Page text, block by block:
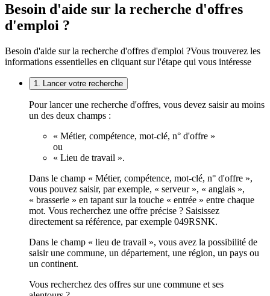
Besoin d'aide sur la recherche d'offres
d'emploi ?
Besoin d'aide sur la recherche d'offres d'emploi ?Vous trouverez les
informations essentielles en cliquant sur l'étape qui vous intéresse
1. Lancer votre recherche
Pour lancer une recherche d'offres, vous devez saisir au moins
un des deux champs :
« Métier, compétence, mot-clé, n° d'offre »
ou
« Lieu de travail ».
Dans le champ « Métier, compétence, mot-clé, n° d'offre »,
vous pouvez saisir, par exemple, « serveur », « anglais »,
« brasserie » en tapant sur la touche « entrée » entre chaque
mot. Vous recherchez une offre précise ? Saisissez
directement sa référence, par exemple 049RSNK.
Dans le champ « lieu de travail », vous avez la possibilité de
saisir une commune, un département, une région, un pays ou
un continent.
Vous recherchez des offres sur une commune et ses